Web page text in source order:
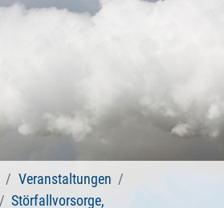
Veranstaltungen
Störfallvorsorge,